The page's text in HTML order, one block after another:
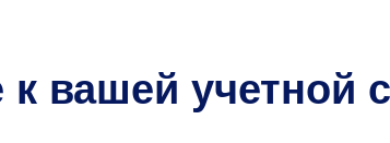
вашей учетной